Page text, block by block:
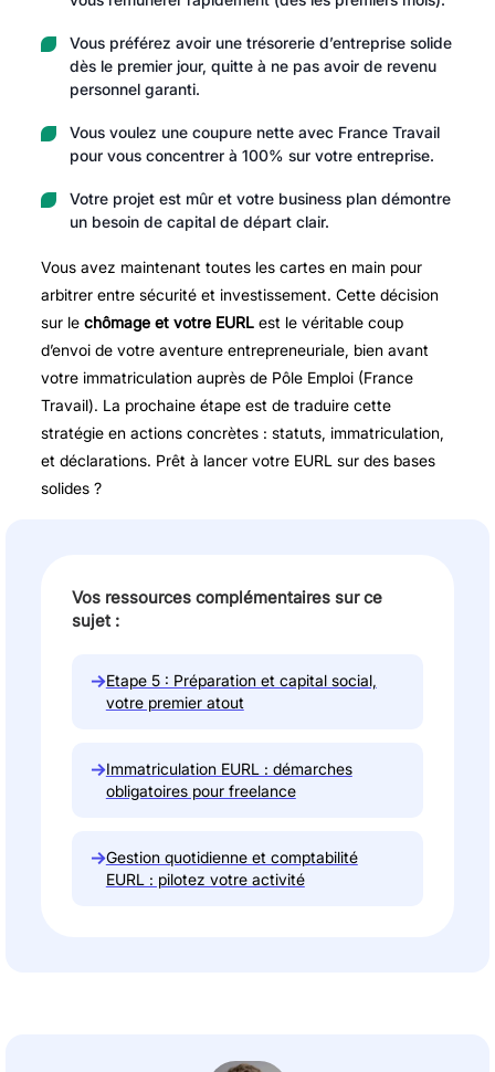
Vous préférez avoir une trésorerie d’entreprise solide
dès le premier jour, quitte à ne pas avoir de revenu
personnel garanti.
Vous voulez une coupure nette avec France Travail
pour vous concentrer à 100% sur votre entreprise.
Votre projet est mûr et votre business plan démontre
un besoin de capital de départ clair.
Vous avez maintenant toutes les cartes en main pour
arbitrer entre sécurité et investissement. Cette décision
sur le chômage et votre EURLest le véritable coup
d’envoi de votre aventure entrepreneuriale, bien avant
votre immatriculation auprès de Pôle Emploi (France
Travail). La prochaine étape est de traduire cette
stratégie en actions concrètes : statuts, immatriculation,
et déclarations. Prêt à lancer votre EURL sur des bases
solides ?
Vos ressources complémentaires sur ce
sujet :
→Etape 5 : Préparation et capital social,
votre premier atout
→Immatriculation EURL : démarches
obligatoires pour freelance
→Gestion quotidienne et comptabilité
EURL : pilotez votre activité